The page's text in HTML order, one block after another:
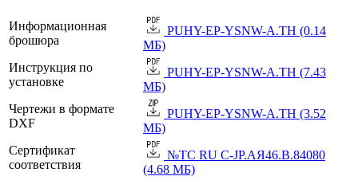
Информационная
брошюра
PUHY-EP-YSNW-A.TH (0.14
МБ)
Инструкция по
установке
PUHY-EP-YSNW-A.TH (7.43
МБ)
Чертежи в формате
DXF
PUHY-EP-YSNW-A.TH (3.52
МБ)
Сертификат
соответствия
№TC RU C-JP.АЯ46.B.84080
(4.68 МБ)